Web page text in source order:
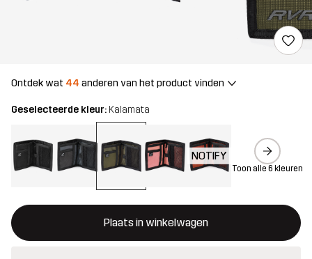
Ontdek wat 44 anderen van het product vinden
Geselecteerde kleur: Kalamata
NOTIFY
Toon alle 6 kleuren
Plaats in winkelwagen
Deze knop opent een modal met de bevestiging van een
{{size}} niet beschikbaar